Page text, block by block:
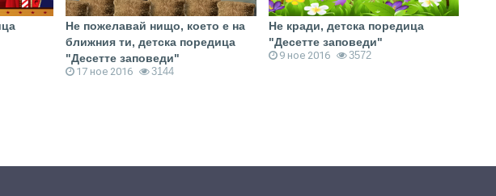
Не пожелавай нищо, което е на
ближния ти, детска поредица
"Десетте заповеди"
17 ное 2016 3144
Не кради, детска поредица
"Десетте заповеди"
9 ное 2016 3572